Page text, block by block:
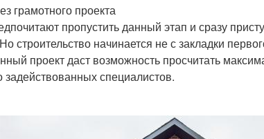
грамотного проекта
пропустить данный этап и сразу
строительство начинается не с закладки
проект даст возможность просчитать
задействованных специалистов.